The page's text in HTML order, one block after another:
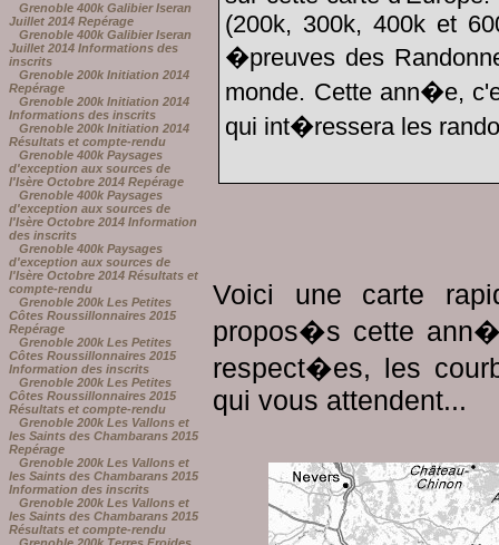
Grenoble 400k Galibier Iseran
Juillet 2014 Repérage
Grenoble 400k Galibier Iseran
Juillet 2014 Informations des
inscrits
Grenoble 200k Initiation 2014
Repérage
Grenoble 200k Initiation 2014
Informations des inscrits
Grenoble 200k Initiation 2014
Résultats et compte-rendu
Grenoble 400k Paysages
d'exception aux sources de
l'Isère Octobre 2014 Repérage
Grenoble 400k Paysages
d'exception aux sources de
l'Isère Octobre 2014 Information
des inscrits
Grenoble 400k Paysages
d'exception aux sources de
l'Isère Octobre 2014 Résultats et
compte-rendu
Grenoble 200k Les Petites
Côtes Roussillonnaires 2015
Repérage
Grenoble 200k Les Petites
Côtes Roussillonnaires 2015
Information des inscrits
Grenoble 200k Les Petites
Côtes Roussillonnaires 2015
Résultats et compte-rendu
Grenoble 200k Les Vallons et
les Saints des Chambarans 2015
Repérage
Grenoble 200k Les Vallons et
les Saints des Chambarans 2015
Information des inscrits
Grenoble 200k Les Vallons et
les Saints des Chambarans 2015
Résultats et compte-rendu
(200k, 300k, 400k et
�preuves des
monde. Cette ann�e,
qui int�ressera les
Voici une carte
propos�s cette
respect�es, les
qui vous attendent...